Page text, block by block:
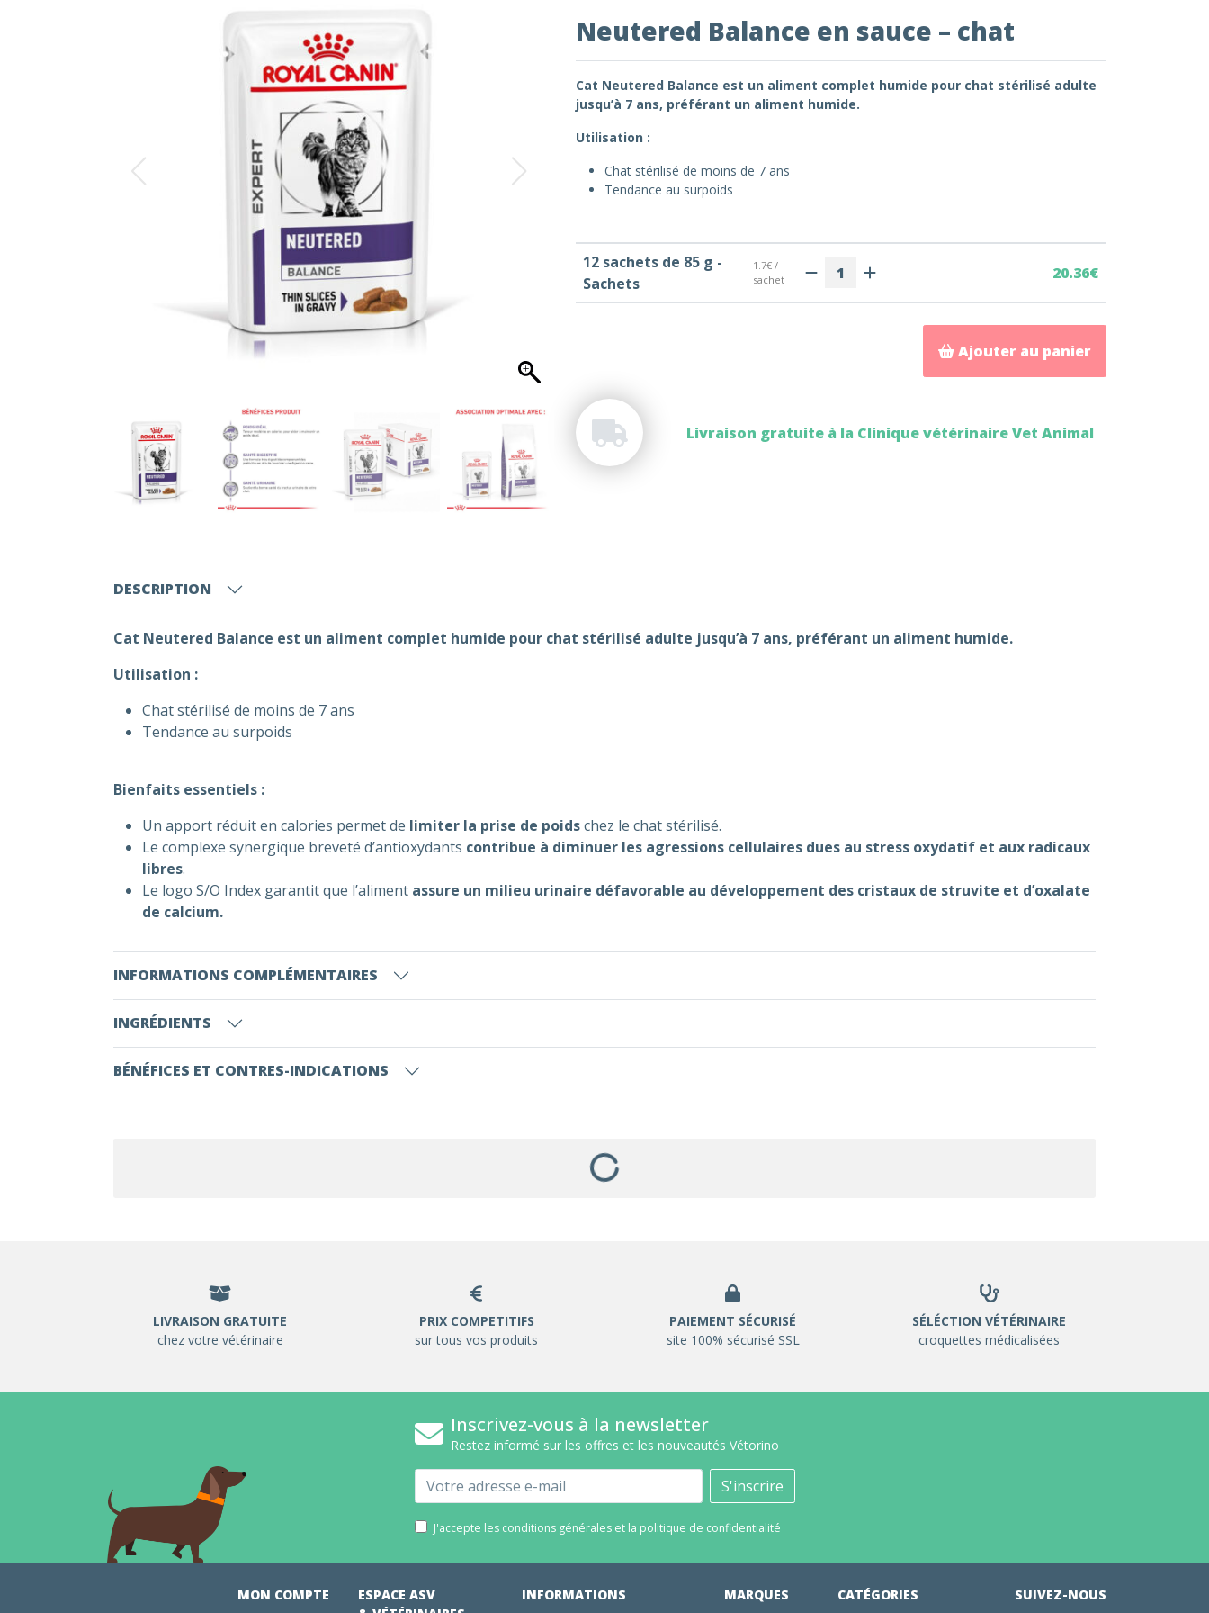
Neutered Balance en sauce – chat
Cat Neutered Balance est un aliment complet humide pour chat stérilisé adulte
jusqu’à 7 ans, préférant un aliment humide.
Utilisation :
Chat stérilisé de moins de 7 ans
Tendance au surpoids
12 sachets de 85 g -
Sachets
1.7€ /
sachet
20.36€
Ajouter au panier
Livraison gratuite à la Clinique vétérinaire Vet Animal
DESCRIPTION
Cat Neutered Balance est un aliment complet humide pour chat stérilisé adulte jusqu’à 7 ans, préférant un aliment humide.
Utilisation :
Chat stérilisé de moins de 7 ans
Tendance au surpoids
Bienfaits essentiels :
Un apport réduit en calories permet de limiter la prise de poidschez le chat stérilisé.
Le complexe synergique breveté d’antioxydants contribue à diminuer les agressions cellulaires dues au stress oxydatif et aux radicaux
libres.
Le logo S/O Index garantit que l’aliment assure un milieu urinaire défavorable au développement des cristaux de struvite et d’oxalate
de calcium.
INFORMATIONS COMPLÉMENTAIRES
INGRÉDIENTS
BÉNÉFICES ET CONTRES-INDICATIONS
LIVRAISON GRATUITE
chez votre vétérinaire
PRIX COMPETITIFS
sur tous vos produits
PAIEMENT SÉCURISÉ
site 100% sécurisé SSL
SÉLÉCTION VÉTÉRINAIRE
croquettes médicalisées
Inscrivez-vous à la newsletter
Restez informé sur les offres et les nouveautés Vétorino
Email S'inscrire
J'accepte les conditions générales et la politique de confidentialité
MON COMPTE
ESPACE ASV
INFORMATIONS MARQUES CATÉGORIES SUIVEZ-NOUS